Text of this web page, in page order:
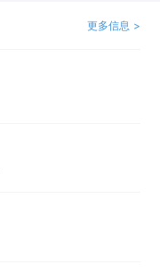
更多信息 >